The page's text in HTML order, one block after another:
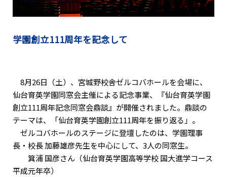
学園創立111周年を記念して
8月26日（土）、宮城野校舎ゼルコバホールを会場に、
仙台育英学園同窓会主催による記念事業、『仙台育英学園
創立111周年記念同窓会鼎談』が開催されました。鼎談の
テーマは、「仙台育英学園創立111周年を振り返る」。
ゼルコバホールのステージに登壇したのは、学園理事
長・校長 加藤雄彦先生を中心にして、3人の同窓生。
箕浦 国彦さん（仙台育英学園高等学校 国大進学コース
平成元年卒）